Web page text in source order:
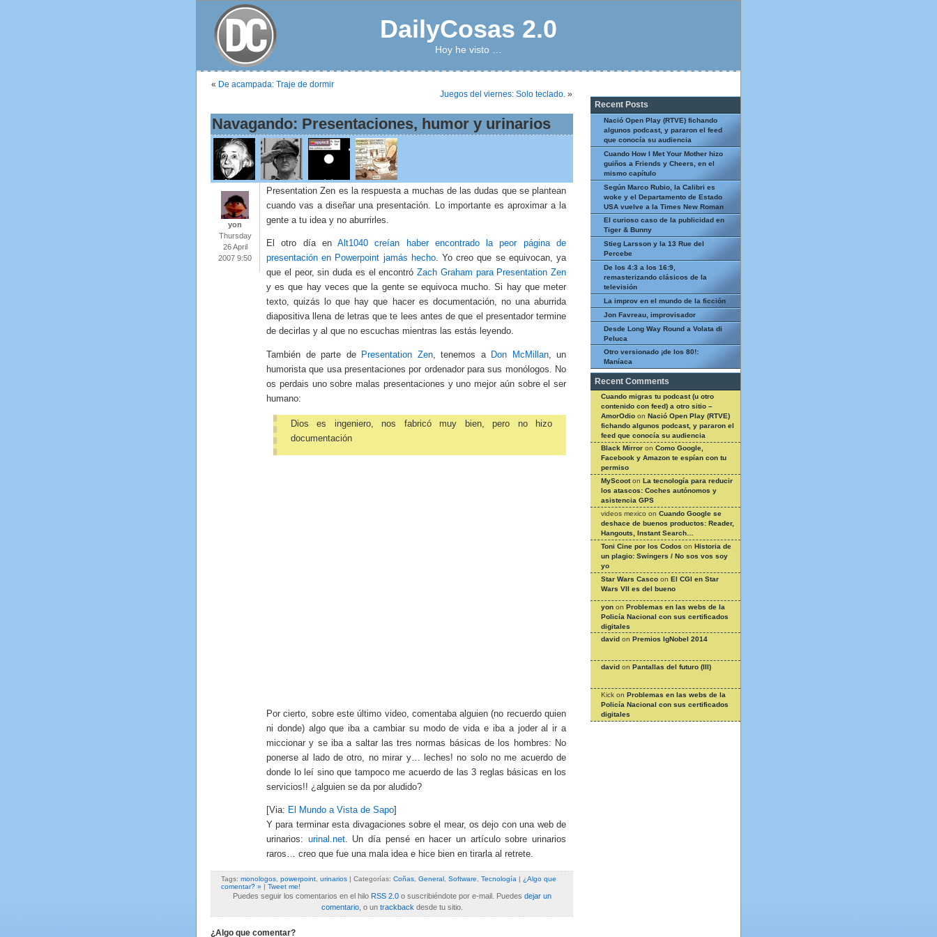
DailyCosas 2.0
Hoy he visto …
« De acampada: Traje de dormir
Juegos del viernes: Solo teclado. »
Navagando: Presentaciones, humor y urinarios
yon
Thursday
26 April
2007 9:50
Presentation Zen es la respuesta a muchas de las dudas que se plantean
cuando vas a diseñar una presentación. Lo importante es aproximar a la
gente a tu idea y no aburrirles.
El otro día enAlt1040 creían haber encontrado la peor página de
presentación en Powerpoint jamás hecho. Yo creo que se equivocan, ya
que el peor, sin duda es el encontró Zach Graham para Presentation Zen
y es que hay veces que la gente se equivoca mucho. Si hay que meter
texto, quizás lo que hay que hacer es documentación, no una aburrida
diapositiva llena de letras que te lees antes de que el presentador termine
de decirlas y al que no escuchas mientras las estás leyendo.
También de parte de Presentation Zen, tenemos a Don McMillan, un
humorista que usa presentaciones por ordenador para sus monólogos. No
os perdais uno sobre malas presentaciones y uno mejor aún sobre el ser
humano:
Dios es ingeniero, nos fabricó muy bien, pero no hizo
documentación
Por cierto, sobre este último video, comentaba alguien (no recuerdo quien
ni donde) algo que iba a cambiar su modo de vida e iba a joder al ir a
miccionar y se iba a saltar las tres normas básicas de los hombres: No
ponerse al lado de otro, no mirar y… leches! no solo no me acuerdo de
donde lo leí sino que tampoco me acuerdo de las 3 reglas básicas en los
servicios!! ¿alguien se da por aludido?
[Via: El Mundo a Vista de Sapo
Y para terminar esta divagaciones sobre el mear, os dejo con una web de
urinarios: urinal.net. Un día pensé en hacer un artículo sobre urinarios
raros… creo que fue una mala idea e hice bien en tirarla al retrete.
Tags: monologos powerpoint urinarios | Categorías: Coñas General Software Tecnología | ¿Algo que
comentar? » | Tweet me!
Puedes seguir los comentarios en el hilo RSS 2.0o suscribiéndote por e-mail. Puedes dejar un
comentario, o un trackback desde tu sitio.
¿Algo que comentar?
Recent Posts
Nació Open Play (RTVE) fichando
algunos podcast, y pararon el feed
que conocía su audiencia
Cuando How I Met Your Mother hizo
guiños a Friends y Cheers, en el
mismo capítulo
Según Marco Rubio, la Calibri es
woke y el Departamento de Estado
USA vuelve a la Times New Roman
El curioso caso de la publicidad en
Tiger & Bunny
Stieg Larsson y la 13 Rue del
Percebe
De los 4:3 a los 16:9,
remasterizando clásicos de la
televisión
La improv en el mundo de la ficción
Jon Favreau, improvisador
Desde Long Way Round a Volata di
Peluca
Otro versionado ¡de los 80!:
Maníaca
Recent Comments
Cuando migras tu podcast (u otro
contenido con feed) a otro sitio –
AmorOdio on Nació Open Play (RTVE)
fichando algunos podcast, y pararon el
feed que conocía su audiencia
Black Mirror on Como Google,
Facebook y Amazon te espían con tu
permiso
MyScooton La tecnología para reducir
los atascos: Coches autónomos y
asistencia GPS
videos mexico on Cuando Google se
deshace de buenos productos: Reader,
Hangouts, Instant Search…
Toni Cine por los Codos on Historia de
un plagio: Swingers / No sos vos soy
yo
Star Wars Casco on El CGI en Star
Wars VII es del bueno
yon on Problemas en las webs de la
Policía Nacional con sus certificados
digitales
david on Premios IgNobel 2014
david on Pantallas del futuro (III)
Kick on Problemas en las webs de la
Policía Nacional con sus certificados
digitales